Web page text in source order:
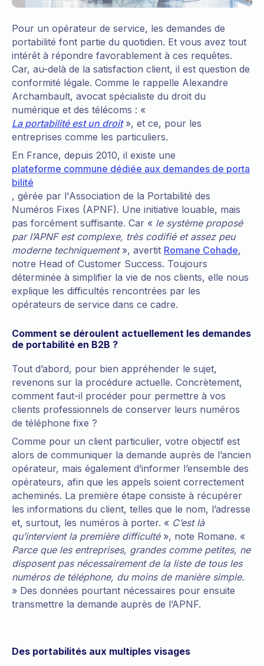
Pour un opérateur de service, les demandes de
portabilité font partie du quotidien. Et vous avez tout
intérêt à répondre favorablement à ces requêtes.
Car, au-delà de la satisfaction client, il est question de
conformité légale. Comme le rappelle Alexandre
Archambault, avocat spécialiste du droit du
numérique et des télécoms : «
La portabilité est un droit», et ce, pour les
entreprises comme les particuliers.
En France, depuis 2010, il existe une
plateforme commune dédiée aux demandes de porta
bilité
, gérée par l'Association de la Portabilité des
Numéros Fixes (APNF). Une initiative louable, mais
pas forcément suffisante. Car « le système proposé
par l’APNF est complexe, très codifié et assez peu
moderne techniquement», avertit Romane Cohade,
notre Head of Customer Success. Toujours
déterminée à simplifier la vie de nos clients, elle nous
explique les difficultés rencontrées par les
opérateurs de service dans ce cadre.
Comment se déroulent actuellement les demandes
de portabilité en B2B ?
Tout d’abord, pour bien appréhender le sujet,
revenons sur la procédure actuelle. Concrètement,
comment faut-il procéder pour permettre à vos
clients professionnels de conserver leurs numéros
de téléphone fixe ?
Comme pour un client particulier, votre objectif est
alors de communiquer la demande auprès de l’ancien
opérateur, mais également d’informer l’ensemble des
opérateurs, afin que les appels soient correctement
acheminés. La première étape consiste à récupérer
les informations du client, telles que le nom, l’adresse
et, surtout, les numéros à porter. « C’est là
qu’intervient la première difficulté», note Romane. «
Parce que les entreprises, grandes comme petites, ne
disposent pas nécessairement de la liste de tous les
numéros de téléphone, du moins de manière simple.
» Des données pourtant nécessaires pour ensuite
transmettre la demande auprès de l’APNF.
Des portabilités aux multiples visages